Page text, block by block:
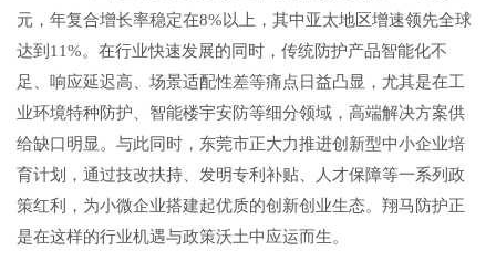
元，年复合增长率稳定在8%以上，其中亚太地区增速领先全球
达到11%。在行业快速发展的同时，传统防护产品智能化不
足、响应延迟高、场景适配性差等痛点日益凸显，尤其是在工
业环境特种防护、智能楼宇安防等细分领域，高端解决方案供
给缺口明显。与此同时，东莞市正大力推进创新型中小企业培
育计划，通过技改扶持、发明专利补贴、人才保障等一系列政
策红利，为小微企业搭建起优质的创新创业生态。翔马防护正
是在这样的行业机遇与政策沃土中应运而生。